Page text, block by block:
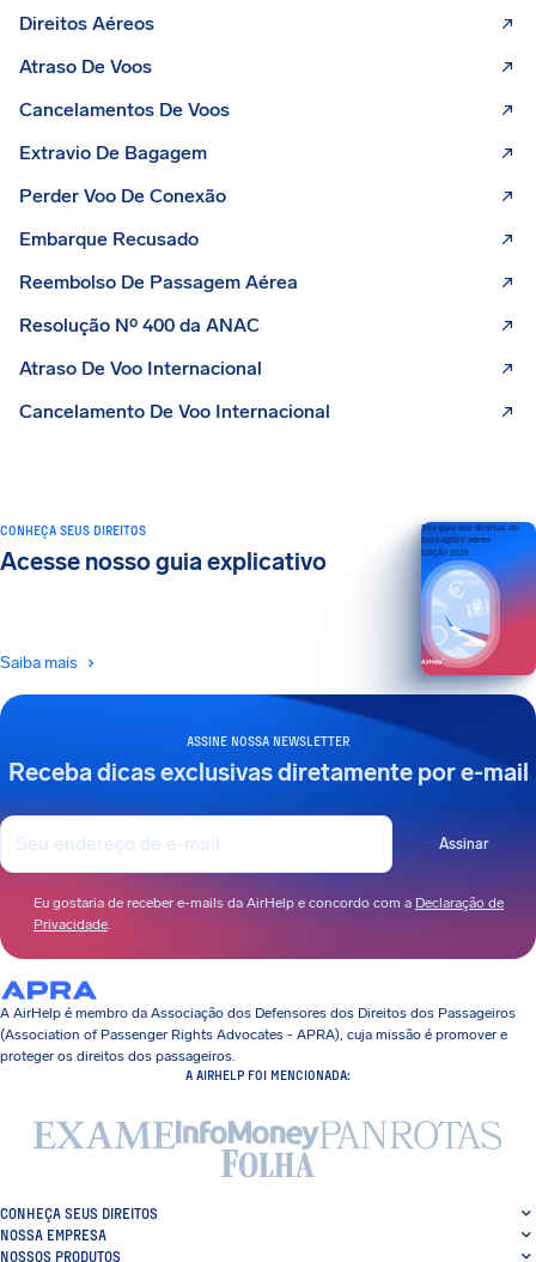
Direitos Aéreos
Atraso De Voos
Cancelamentos De Voos
Extravio De Bagagem
Perder Voo De Conexão
Embarque Recusado
Reembolso De Passagem Aérea
Resolução Nº 400 da ANAC
Atraso De Voo Internacional
Cancelamento De Voo Internacional
ASSINE NOSSA NEWSLETTER
Receba dicas exclusivas diretamente por e-mail
Assinar
Eu gostaria de receber e-mails da AirHelp e concordo com a Declaração de
Privacidade.
CONHEÇA SEUS DIREITOS
Acesse nosso guia explicativo
Saiba mais
Seu guia dos direitos do
passageiro aéreo
EDIÇÃO 2026
A AirHelp é membro da Associação dos Defensores dos Direitos dos Passageiros
(Association of Passenger Rights Advocates - APRA), cuja missão é promover e
proteger os direitos dos passageiros.
A AIRHELP FOI MENCIONADA:
CONHEÇA SEUS DIREITOS
NOSSA EMPRESA
NOSSOS PRODUTOS